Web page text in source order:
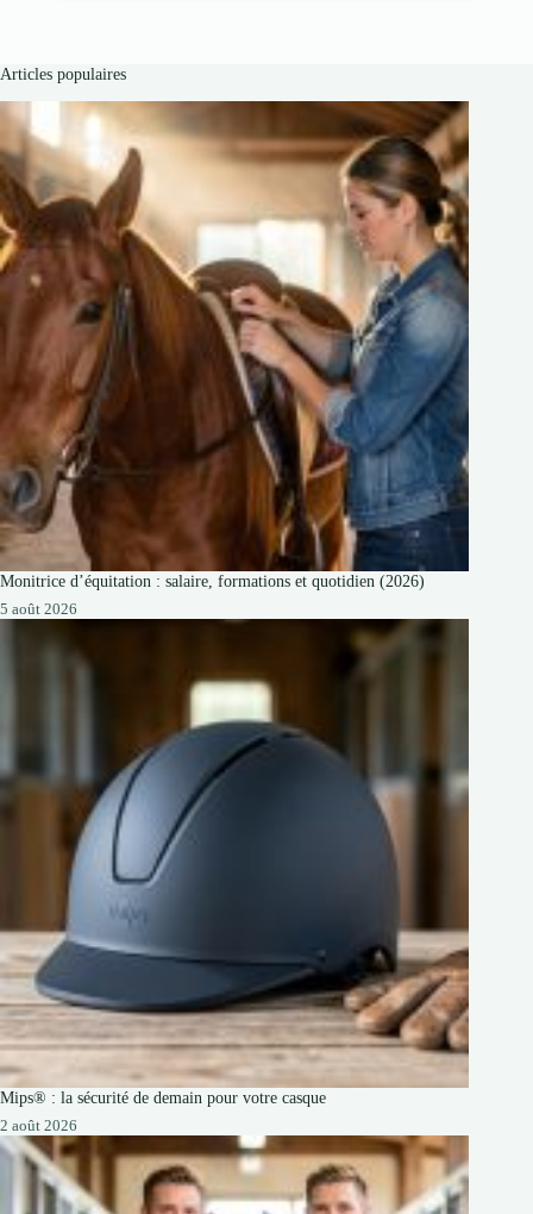
Articles populaires
Monitrice d’équitation : salaire, formations et quotidien (2026)
5 août 2026
Mips® : la sécurité de demain pour votre casque
2 août 2026